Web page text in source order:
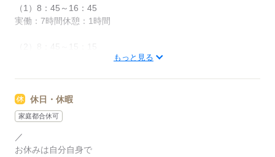
（1）8：45～16：45
実働：7時間休憩：1時間
ださい♪
▽私生活との両立が目指せる
￣￣￣￣￣￣￣￣￣￣￣￣￣
「家族との時間も欲しい」
もっと見る
休日・休暇
家庭都合休可
／
お休みは自分自身で